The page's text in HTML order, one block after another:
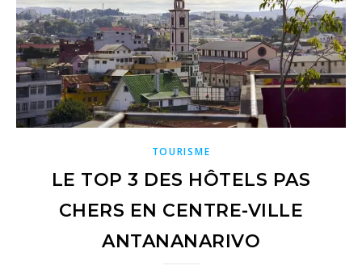
TOURISME
LE TOP 3 DES HÔTELS PAS
CHERS EN CENTRE-VILLE
ANTANANARIVO